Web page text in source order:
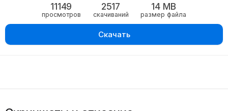
11149
просмотров
2517
скачиваний
14 MB
размер файла
Скачать